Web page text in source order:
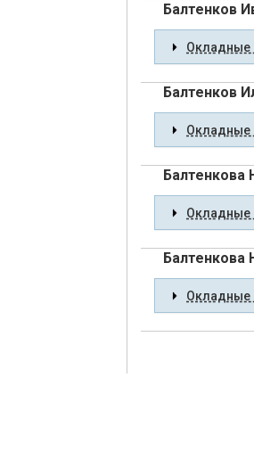
Балтенков
Окладные
Балтенков
Окладные
Окладные
Балтенкова
Окладные